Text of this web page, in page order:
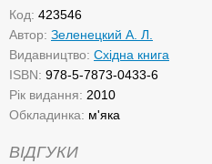
Код: 423546
Автор: Зеленецкий А. Л.
Видавництво: Східна книга
ISBN: 978-5-7873-0433-6
Рік видання: 2010
Обкладинка: м'яка
ВІДГУКИ